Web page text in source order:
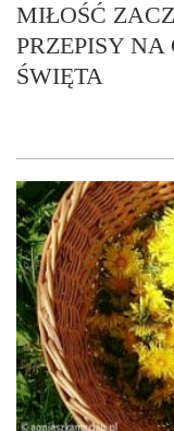
MIŁOŚĆ
PRZEPISY
ŚWIĘTA